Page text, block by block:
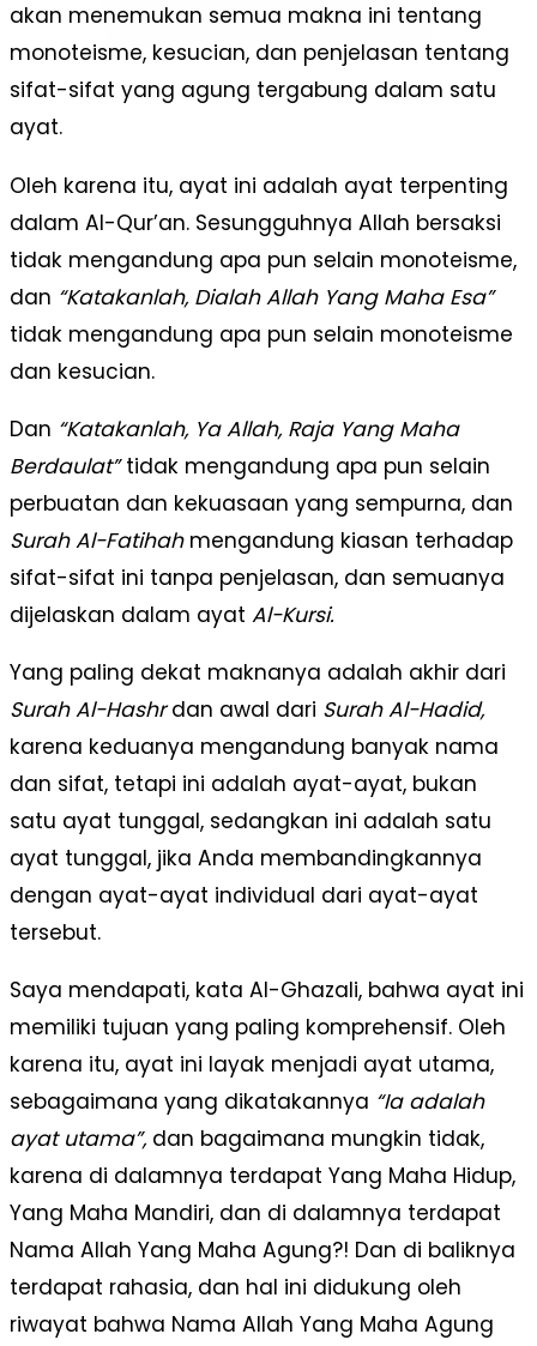
akan menemukan semua makna ini tentang
monoteisme, kesucian, dan penjelasan tentang
sifat-sifat yang agung tergabung dalam satu
ayat.
Oleh karena itu, ayat ini adalah ayat terpenting
dalam Al-Qur’an. Sesungguhnya Allah bersaksi
tidak mengandung apa pun selain monoteisme,
dan “Katakanlah, Dialah Allah Yang Maha Esa”
tidak mengandung apa pun selain monoteisme
dan kesucian.
Dan “Katakanlah, Ya Allah, Raja Yang Maha
Berdaulat”tidak mengandung apa pun selain
perbuatan dan kekuasaan yang sempurna, dan
Surah Al-Fatihahmengandung kiasan terhadap
sifat-sifat ini tanpa penjelasan, dan semuanya
dijelaskan dalam ayat Al-Kursi.
Yang paling dekat maknanya adalah akhir dari
Surah Al-Hashrdan awal dari Surah Al-Hadid,
karena keduanya mengandung banyak nama
dan sifat, tetapi ini adalah ayat-ayat, bukan
satu ayat tunggal, sedangkan ini adalah satu
ayat tunggal, jika Anda membandingkannya
dengan ayat-ayat individual dari ayat-ayat
tersebut.
Saya mendapati, kata Al-Ghazali, bahwa ayat ini
memiliki tujuan yang paling komprehensif. Oleh
karena itu, ayat ini layak menjadi ayat utama,
sebagaimana yang dikatakannya “Ia adalah
ayat utama”,dan bagaimana mungkin tidak,
karena di dalamnya terdapat Yang Maha Hidup,
Yang Maha Mandiri, dan di dalamnya terdapat
Nama Allah Yang Maha Agung?! Dan di baliknya
terdapat rahasia, dan hal ini didukung oleh
riwayat bahwa Nama Allah Yang Maha Agung